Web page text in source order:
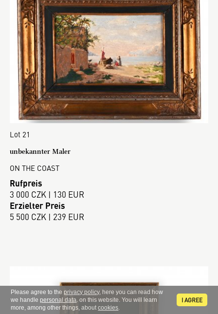
Please agree to theprivacy policy, here you can read how
we handlepersonal data. on this website. You will learn
more, among other things, aboutcookies.
I AGREE
Lot 21
unbekannter Maler
ON THE COAST
Rufpreis
3 000 CZK | 130 EUR
Erzielter Preis
5 500 CZK | 239 EUR